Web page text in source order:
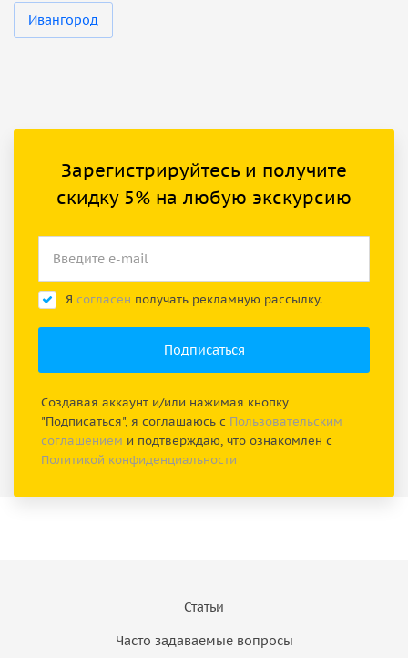
Ивангород
Зарегистрируйтесь и получите
скидку 5% на любую экскурсию
Я согласен получать рекламную рассылку.
Создавая аккаунт и/или нажимая кнопку
"Подписаться", я соглашаюсь с Пользовательским
соглашением и подтверждаю, что ознакомлен с
Политикой конфиденциальности
Статьи
Часто задаваемые вопросы